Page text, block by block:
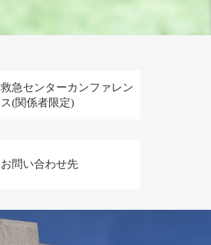
救急センターカンファレン
ス(関係者限定)
お問い合わせ先